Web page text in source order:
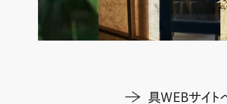
具WEBサイト